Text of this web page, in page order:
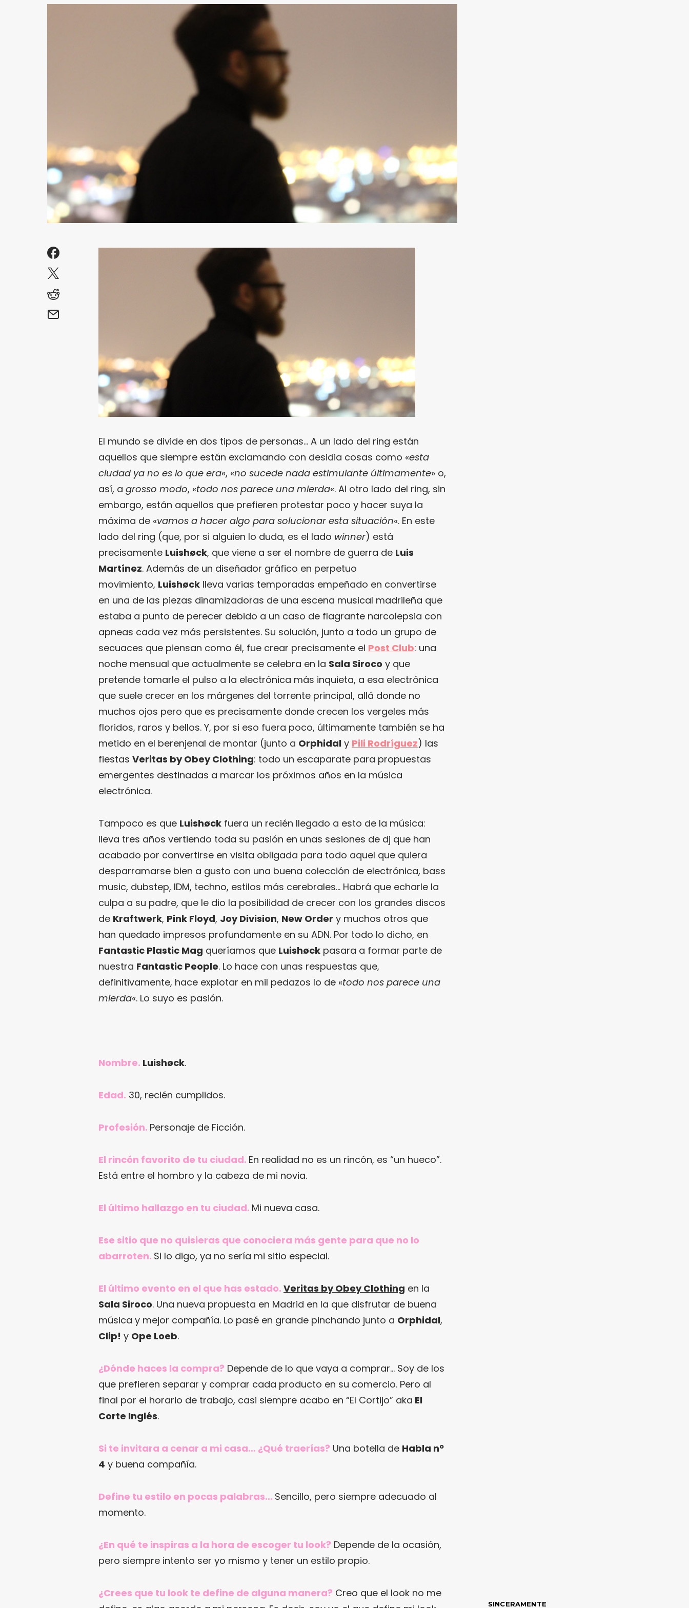
El mundo se divide en dos tipos de personas… A un lado del ring están
aquellos que siempre están exclamando con desidia cosas como «esta
ciudad ya no es lo que era«, «no sucede nada estimulante últimamente» o,
así, a grosso modo, «todo nos parece una mierda«. Al otro lado del ring, sin
embargo, están aquellos que prefieren protestar poco y hacer suya la
máxima de «vamos a hacer algo para solucionar esta situación«. En este
lado del ring (que, por si alguien lo duda, es el lado winner) está
precisamente Luishøck, que viene a ser el nombre de guerra de Luis
Martínez. Además de un diseñador gráfico en perpetuo
movimiento, Luishøck lleva varias temporadas empeñado en convertirse
en una de las piezas dinamizadoras de una escena musical madrileña que
estaba a punto de perecer debido a un caso de flagrante narcolepsia con
apneas cada vez más persistentes. Su solución, junto a todo un grupo de
secuaces que piensan como él, fue crear precisamente el Post Club: una
noche mensual que actualmente se celebra en la Sala Siroco y que
pretende tomarle el pulso a la electrónica más inquieta, a esa electrónica
que suele crecer en los márgenes del torrente principal, allá donde no
muchos ojos pero que es precisamente donde crecen los vergeles más
floridos, raros y bellos. Y, por si eso fuera poco, últimamente también se ha
metido en el berenjenal de montar (junto a Orphidal y Pili Rodríguez) las
fiestas Veritas by Obey Clothing: todo un escaparate para propuestas
emergentes destinadas a marcar los próximos años en la música
electrónica.
Tampoco es que Luishøck fuera un recién llegado a esto de la música:
lleva tres años vertiendo toda su pasión en unas sesiones de dj que han
acabado por convertirse en visita obligada para todo aquel que quiera
desparramarse bien a gusto con una buena colección de electrónica, bass
music, dubstep, IDM, techno, estilos más cerebrales… Habrá que echarle la
culpa a su padre, que le dio la posibilidad de crecer con los grandes discos
de Kraftwerk, Pink Floyd, Joy Division, New Order y muchos otros que
han quedado impresos profundamente en su ADN. Por todo lo dicho, en
Fantastic Plastic Mag queríamos que Luishøck pasara a formar parte de
nuestra Fantastic People. Lo hace con unas respuestas que,
definitivamente, hace explotar en mil pedazos lo de «todo nos parece una
mierda«. Lo suyo es pasión.
Nombre. Luishøck.
Edad. 30, recién cumplidos.
Profesión. Personaje de Ficción.
El rincón favorito de tu ciudad. En realidad no es un rincón, es “un hueco”.
Está entre el hombro y la cabeza de mi novia.
El último hallazgo en tu ciudad. Mi nueva casa.
Ese sitio que no quisieras que conociera más gente para que no lo
abarroten. Si lo digo, ya no sería mi sitio especial.
El último evento en el que has estado. Veritas by Obey Clothing en la
Sala Siroco. Una nueva propuesta en Madrid en la que disfrutar de buena
música y mejor compañía. Lo pasé en grande pinchando junto a Orphidal,
Clip! y Ope Loeb.
¿Dónde haces la compra? Depende de lo que vaya a comprar… Soy de los
que prefieren separar y comprar cada producto en su comercio. Pero al
final por el horario de trabajo, casi siempre acabo en “El Cortijo” aka El
Corte Inglés.
Si te invitara a cenar a mi casa… ¿Qué traerías? Una botella de Habla nº
4 y buena compañía.
Define tu estilo en pocas palabras… Sencillo, pero siempre adecuado al
momento.
¿En qué te inspiras a la hora de escoger tu look? Depende de la ocasión,
pero siempre intento ser yo mismo y tener un estilo propio.
¿Crees que tu look te define de alguna manera? Creo que el look no me
SINCERAMENTE